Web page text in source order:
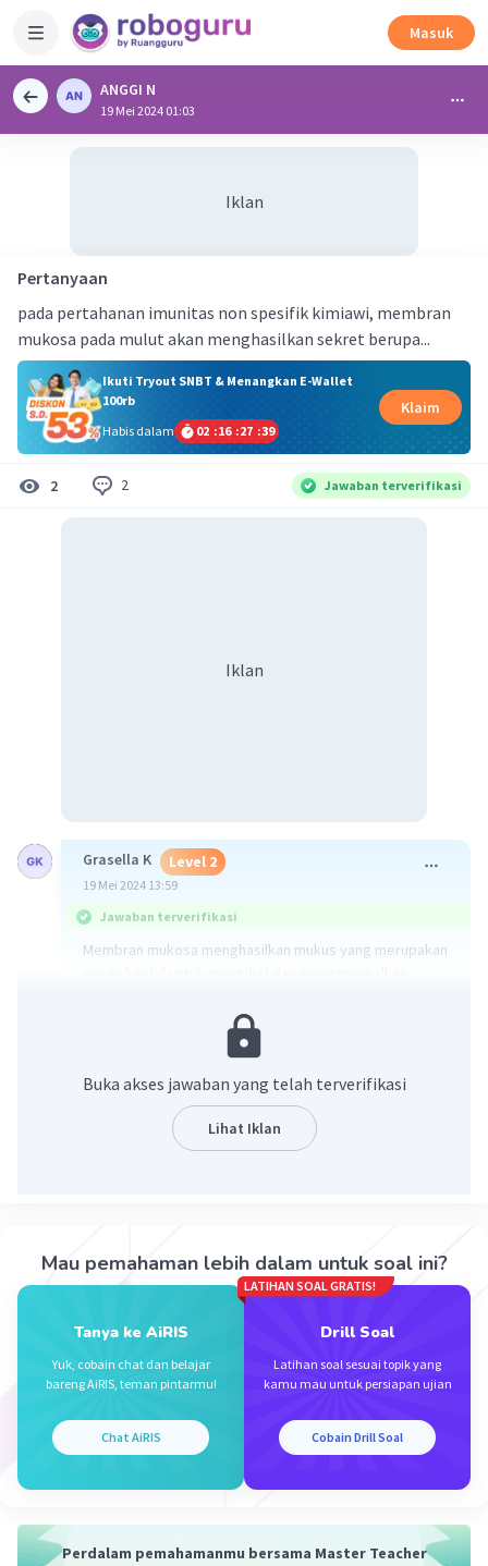
Masuk
ANGGI N
19 Mei 2024 01:03
Iklan
Pertanyaan
pada pertahanan imunitas non spesifik kimiawi, membran
mukosa pada mulut akan menghasilkan sekret berupa...
Ikuti Tryout SNBT & Menangkan E-Wallet
100rb
Habis dalam
02 :16 :27 :39
Klaim
2 2 Jawaban terverifikasi
Iklan
Grasella K Level 2
19 Mei 2024 13:59
Jawaban terverifikasi
Membran mukosa menghasilkan mukus yang merupakan
Level 79
23 Mei 2024 14:56
merupakan cairan kimiawi yang penting dalam
pertahanan imun non-spesifik di dalam mulut
Buka akses jawaban yang telah terverifikasi
Lihat Iklan
Mau pemahaman lebih dalam untuk soal ini?
Tanya ke AiRIS
Yuk, cobain chat dan belajar
bareng AiRIS, teman pintarmu!
Chat AiRIS
LATIHAN SOAL GRATIS!
Drill Soal
Latihan soal sesuai topik yang
kamu mau untuk persiapan ujian
Cobain Drill Soal
Perdalam pemahamanmu bersama Master Teacher